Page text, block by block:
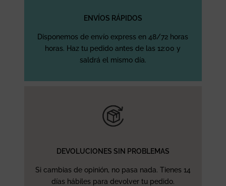
ENVÍOS RÁPIDOS
Disponemos de envío express en 48/72 horas
horas. Haz tu pedido antes de las 12:00 y
saldrá el mismo día.
DEVOLUCIONES SIN PROBLEMAS
Si cambias de opinión, no pasa nada. Tienes 14
días hábiles para devolver tu pedido.